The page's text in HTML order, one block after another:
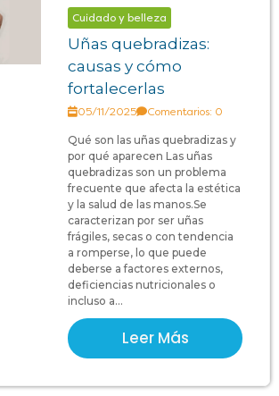
Cuidado y belleza
Uñas quebradizas:
causas y cómo
fortalecerlas
05/11/2025 Comentarios: 0
Qué son las uñas quebradizas y
por qué aparecen Las uñas
quebradizas son un problema
frecuente que afecta la estética
y la salud de las manos.Se
caracterizan por ser uñas
frágiles, secas o con tendencia
a romperse, lo que puede
deberse a factores externos,
deficiencias nutricionales o
incluso a...
Leer Más